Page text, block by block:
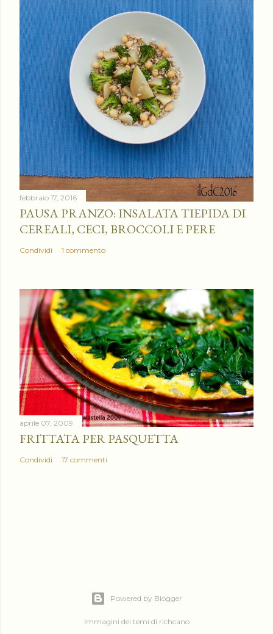
febbraio 17, 2016
PAUSA PRANZO: INSALATA TIEPIDA DI
CEREALI, CECI, BROCCOLI E PERE
Condividi 1 commento
aprile 07, 2009
FRITTATA PER PASQUETTA
Condividi 17 commenti
Powered by Blogger
Immagini dei temi di richcano